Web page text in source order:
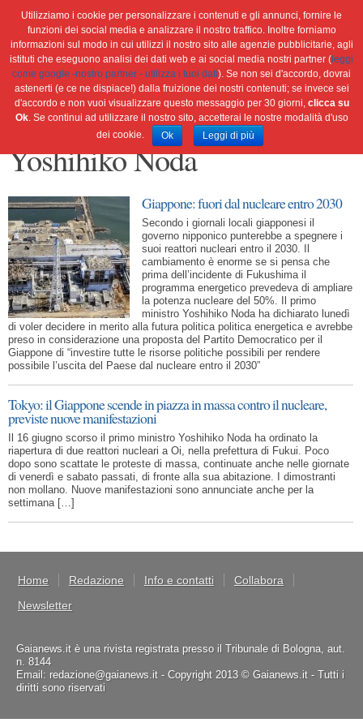
Home Ambiente Attualità
Cultura e società
Green economy
Salute Scienza&tec
Libri
Blog
Viaggi
Yoshihiko Noda
Giappone: fuori dal nucleare entro 2030
Secondo i giornali locali giapponesi il
governo nipponico punterebbe a spegnere i
suoi reattori nucleari entro il 2030. Il
cambiamento è enorme se si pensa che
prima dell’incidente di Fukushima il
programma energetico prevedeva di ampliare
la potenza nucleare del 50%. Il primo
ministro Yoshihiko Noda ha dichiarato lunedì
di voler decidere in merito alla futura politica politica energetica e avrebbe
preso in considerazione una proposta del Partito Democratico per il
Giappone di “investire tutte le risorse politiche possibili per rendere
possibile l’uscita del Paese dal nucleare entro il 2030”
Tokyo: il Giappone scende in piazza in massa contro il nucleare,
previste nuove manifestazioni
Il 16 giugno scorso il primo ministro Yoshihiko Noda ha ordinato la
riapertura di due reattori nucleari a Oi, nella prefettura di Fukui. Poco
dopo sono scattate le proteste di massa, continuate anche nelle giornate
di venerdì e sabato passati, di fronte alla sua abitazione. I dimostranti
non mollano. Nuove manifestazioni sono annunciate anche per la
settimana […]
Home Redazione Info e contatti
Collabora
Newsletter
Gaianews.it è una rivista registrata presso il Tribunale di Bologna, aut.
n. 8144
Email: redazione@gaianews.it - Copyright 2013 © Gaianews.it - Tutti i
diritti sono riservati
Utilizziamo i cookie per personalizzare i contenuti e gli annunci, fornire le
funzioni dei social media e analizzare il nostro traffico. Inoltre forniamo
informazioni sul modo in cui utilizzi il nostro sito alle agenzie pubblicitarie, agli
istituti che eseguono analisi dei dati web e ai social media nostri partner ( leggi
come google -nostro partner - utilizza i tuoi dati). Se non sei d'accordo, dovrai
astenerti (e ce ne dispiace!) dalla fruizione dei nostri contenuti; se invece sei
d'accordo e non vuoi visualizzare questo messaggio per 30 giorni, clicca su
Ok. Se continui ad utilizzare il nostro sito, accetterai le nostre modalità d'uso
dei cookie.
Ok Leggi di più